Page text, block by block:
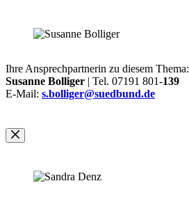
Ihre Ansprechpartnerin zu diesem Thema:
Susanne Bolliger | Tel. 07191 801-139
E-Mail: s.bolliger@suedbund.de